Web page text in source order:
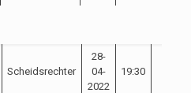
Scheidsrechter
28-
04-
2022
19:30